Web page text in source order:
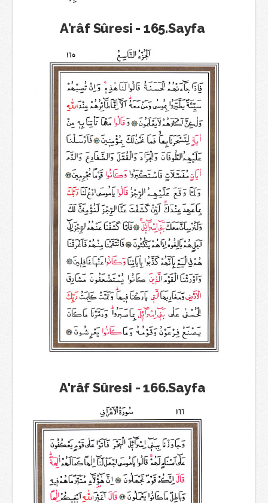
A'râf Sûresi - 165.Sayfa
A'râf Sûresi - 166.Sayfa